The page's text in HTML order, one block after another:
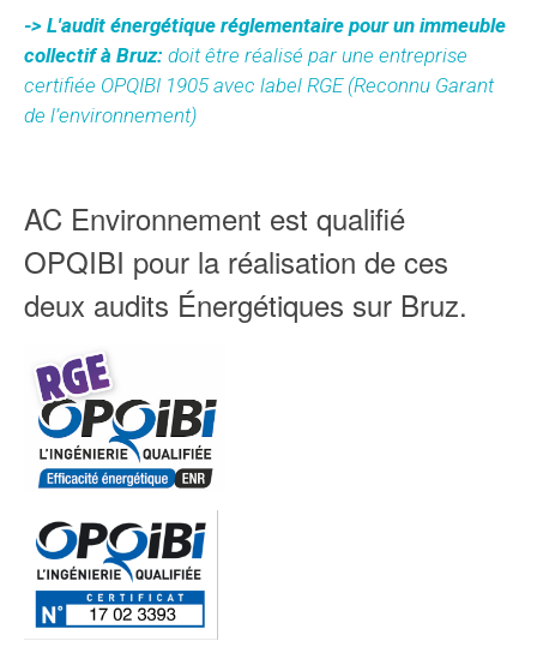
-> L'audit énergétique réglementaire pour un immeuble
collectif à Bruz: doit être réalisé par une entreprise
certifiée OPQIBI 1905 avec label RGE (Reconnu Garant
de l’environnement)
AC Environnement est qualifié
OPQIBI pour la réalisation de ces
deux audits Énergétiques sur Bruz.